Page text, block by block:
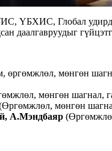
Глобал удирдагч
даалгавруудыг
өргөмжлөл, мөнгөн
мөнгөн шагнал,
мөнгөн
А.Мэндбаяр